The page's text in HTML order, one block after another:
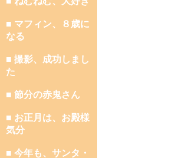
■ マフィン、８歳に
なる
■ 撮影、成功しまし
た
■ 節分の赤鬼さん
■ お正月は、お殿様
気分
■ 今年も、サンタ・